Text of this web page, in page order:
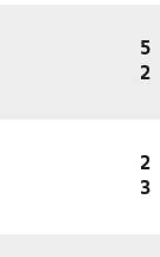
5
2
2
3